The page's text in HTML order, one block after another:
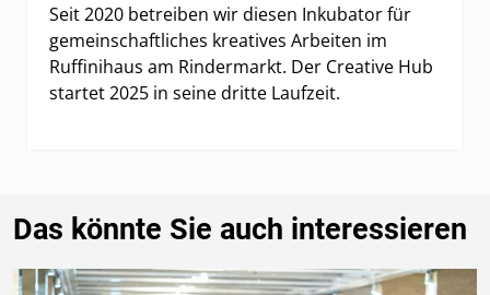
Seit 2020 betreiben wir diesen Inkubator für
gemeinschaftliches kreatives Arbeiten im
Ruffinihaus am Rindermarkt. Der Creative Hub
startet 2025 in seine dritte Laufzeit.
Das könnte Sie auch interessieren